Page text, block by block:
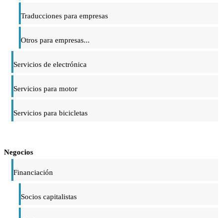
Traducciones para empresas
Otros para empresas...
Servicios de electrónica
Servicios para motor
Servicios para bicicletas
Negocios
Financiación
Socios capitalistas